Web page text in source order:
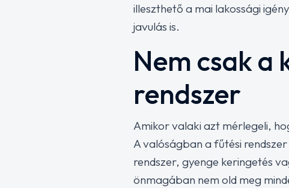
illeszthető a mai lakossági
javulás is.
Nem csak a
rendszer
Amikor valaki azt mérlegeli,
A valóságban a fűtési
rendszer, gyenge keringetés
önmagában nem old meg